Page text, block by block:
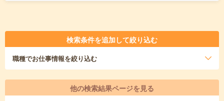
検索条件を追加して絞り込む
職種でお仕事情報を絞り込む
他の検索結果ページを見る